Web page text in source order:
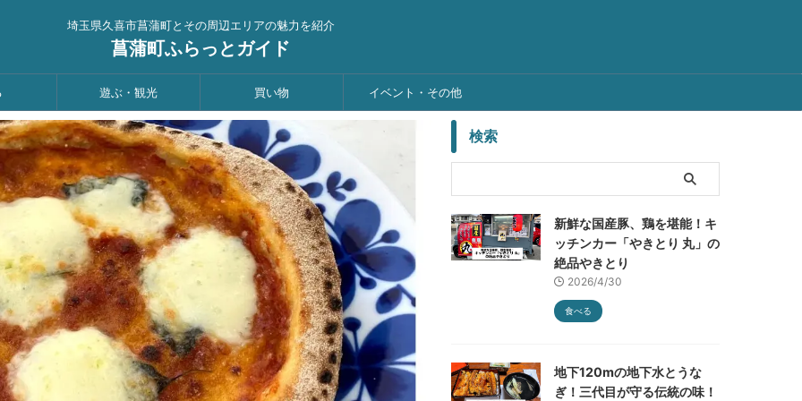
埼玉県久喜市菖蒲町とその周辺エリアの魅力を紹介
菖蒲町ふらっとガイド
遊ぶ・観光 買い物 イベント・その他
検索
新鮮な国産豚、鶏を堪能！キ
ッチンカー「やきとり 丸」の
絶品やきとり
2026/4/30
食べる
地下120mの地下水とうな
ぎ！三代目が守る伝統の味！